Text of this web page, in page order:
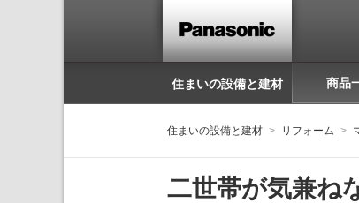
住まいの設備と建材 商品
住まいの設備と建材 リフォーム
二世帯が気兼ね